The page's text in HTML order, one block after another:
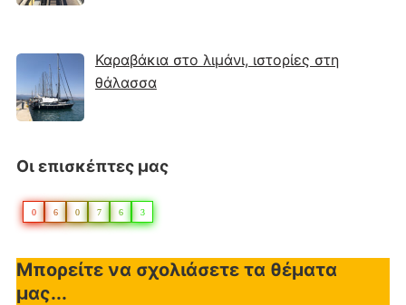
Καραβάκια στο λιμάνι, ιστορίες στη
θάλασσα
Οι επισκέπτες μας
0 6 0 7 6 3
Μπορείτε να σχολιάσετε τα θέματα
μας...